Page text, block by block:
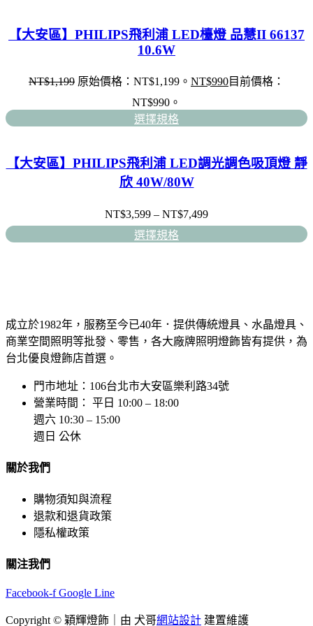
【大安區】PHILIPS飛利浦 LED檯燈 品慧II 66137
10.6W
NT$1,199 原始價格：NT$1,199。 NT$990目前價格：
NT$990。
選擇規格
【大安區】PHILIPS飛利浦 LED調光調色吸頂燈 靜
欣 40W/80W
NT$3,599 – NT$7,499
選擇規格
成立於1982年，服務至今已40年．提供傳統燈具、水晶燈具、
商業空間照明等批發、零售，各大廠牌照明燈飾皆有提供，為
台北優良燈飾店首選。
門市地址：106台北市大安區樂利路34號
營業時間： 平日 10:00 – 18:00
週六 10:30 – 15:00
週日 公休
關於我們
購物須知與流程
退款和退貨政策
隱私權政策
關注我們
Facebook-f Google Line
Copyright © 穎輝燈飾｜由 犬哥網站設計 建置維護